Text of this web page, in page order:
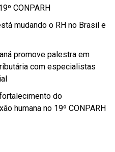
CONPARH
mudando o RH no Brasil e
promove palestra em
com especialistas
do
humana no 19º CONPARH